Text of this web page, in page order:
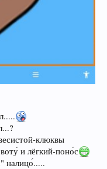
клюквы
и лёгкий-поно́с
налицо́.....